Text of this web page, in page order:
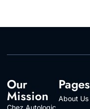
Our
Mission
Chez Autologic
Pages
About Us